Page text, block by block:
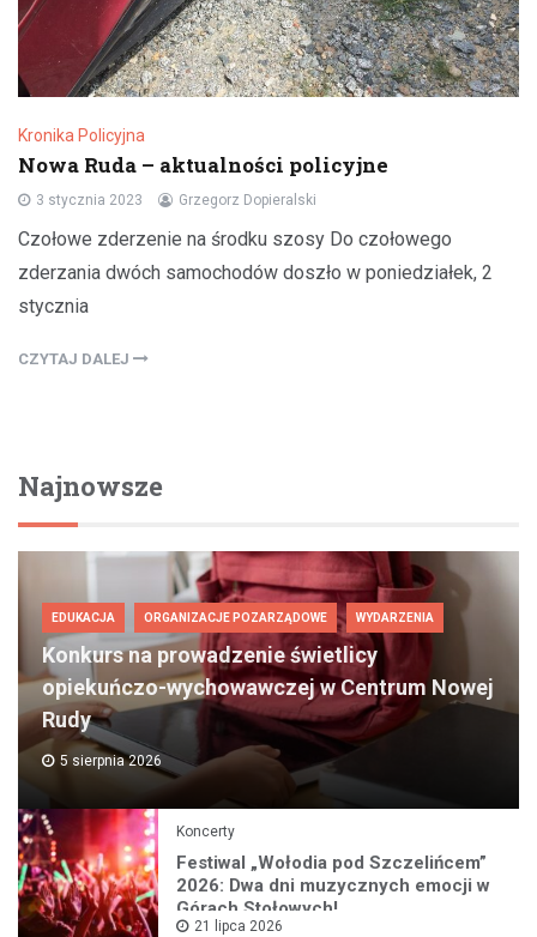
Kronika Policyjna
Nowa Ruda – aktualności policyjne
3 stycznia 2023 Grzegorz Dopieralski
Czołowe zderzenie na środku szosy Do czołowego
zderzania dwóch samochodów doszło w poniedziałek, 2
stycznia
CZYTAJ DALEJ
Najnowsze
EDUKACJA ORGANIZACJE POZARZĄDOWE WYDARZENIA
Konkurs na prowadzenie świetlicy
opiekuńczo-wychowawczej w Centrum Nowej
Rudy
5 sierpnia 2026
Koncerty
Festiwal „Wołodia pod Szczelińcem”
2026: Dwa dni muzycznych emocji w
Górach Stołowych!
21 lipca 2026